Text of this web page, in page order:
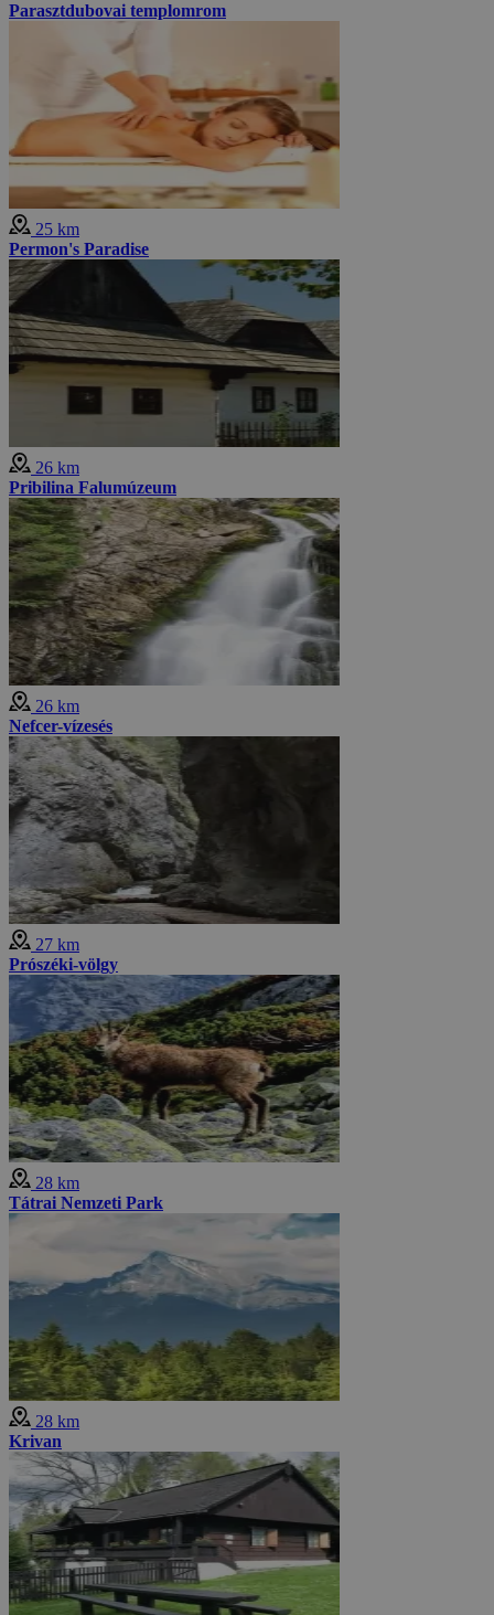
Parasztdubovai templomrom
25 km
Permon's Paradise
26 km
Pribilina Falumúzeum
26 km
Nefcer-vízesés
27 km
Prószéki-völgy
28 km
Tátrai Nemzeti Park
28 km
Krivan